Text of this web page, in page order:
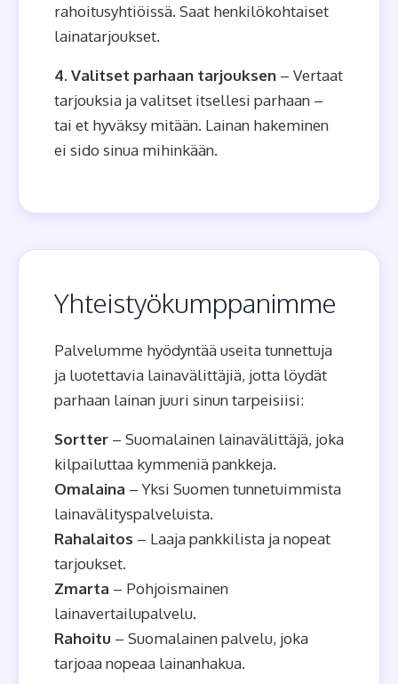
rahoitusyhtiöissä. Saat henkilökohtaiset
lainatarjoukset.
4. Valitset parhaan tarjouksen – Vertaat
tarjouksia ja valitset itsellesi parhaan –
tai et hyväksy mitään. Lainan hakeminen
ei sido sinua mihinkään.
Yhteistyökumppanimme
Palvelumme hyödyntää useita tunnettuja
ja luotettavia lainavälittäjiä, jotta löydät
parhaan lainan juuri sinun tarpeisiisi:
Sortter – Suomalainen lainavälittäjä, joka
kilpailuttaa kymmeniä pankkeja.
Omalaina – Yksi Suomen tunnetuimmista
lainavälityspalveluista.
Rahalaitos – Laaja pankkilista ja nopeat
tarjoukset.
Zmarta – Pohjoismainen
lainavertailupalvelu.
Rahoitu – Suomalainen palvelu, joka
tarjoaa nopeaa lainanhakua.